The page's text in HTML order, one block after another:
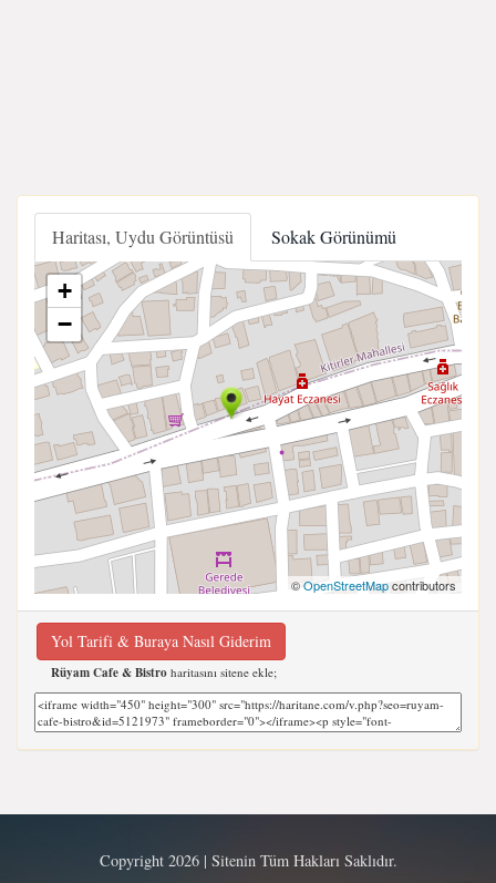
Haritası, Uydu Görüntüsü Sokak Görünümü
+
−
©OpenStreetMapcontributors
Yol Tarifi & Buraya Nasıl Giderim
Rüyam Cafe & Bistro haritasını sitene ekle;
Copyright 2026 | Sitenin Tüm Hakları Saklıdır.